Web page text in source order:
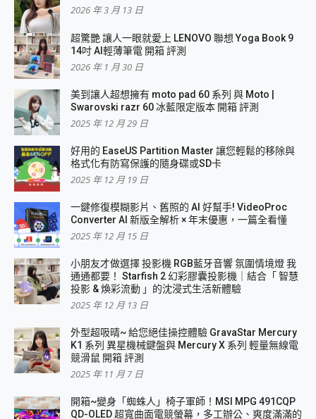
2026 年 3 月 13 日
超驚艷 讓人一眼就愛上 LENOVO 聯想 Yoga Book 9
14吋 AI輕薄筆電 開箱 評測
2026 年 1 月 30 日
美到讓人超想擁有 moto pad 60 系列 與 Moto |
Swarovski razr 60 冰藍限定版本 開箱 評測
2025 年 12 月 29 日
好用的 EaseUS Partition Master 讓您輕鬆的移除與
格式化有防寫保護的隨身碟或SD卡
2025 年 12 月 19 日
一鍵修復模糊影片、舊照的 AI 好幫手! VideoProc
Converter AI 新版全解析 × 年末優惠，一篇全看懂
2025 年 12 月 15 日
小朋友才做選擇 投影機 RGB藍牙音響 氛圍情境燈 我
通通都要！ Starfish 2 幻彩膠囊投影機｜結合「 智慧
投影 & 煥彩流動 」的沈浸式生活新體驗
2025 年 12 月 13 日
外型超吸晴~ 給您絕佳操控體驗 GravaStar Mercury
K1 系列 異星機械鍵盤與 Mercury X 系列 輕量無線電
競滑鼠 開箱 評測
2025 年 11 月 7 日
開箱~變身「蜘蛛人」椅子軍師！MSI MPG 491CQP
QD-OLED 超寬曲面電競螢幕，多工辦公、爽度滿滿的